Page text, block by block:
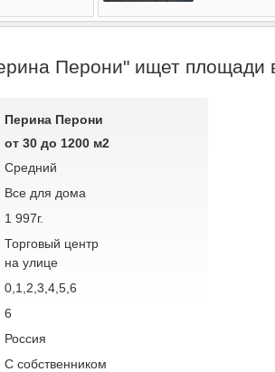
Перони" ищет площади
Перина Перони
от 30 до 1200 м2
Средний
Все для дома
1 997г.
Торговый центр
на улице
0,1,2,3,4,5,6
6
Россия
C собственником